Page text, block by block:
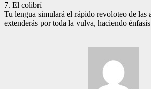
7. El colibrí
Tu lengua simulará el rápido revoloteo de las
extenderás por toda la vulva, haciendo